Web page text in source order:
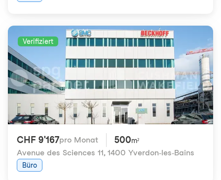
Verifiziert
CHF 9'167pro Monat 500m²
Avenue des Sciences 11, 1400 Yverdon-les-Bains
Büro